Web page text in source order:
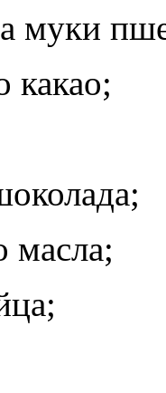
муки
какао;
масла;